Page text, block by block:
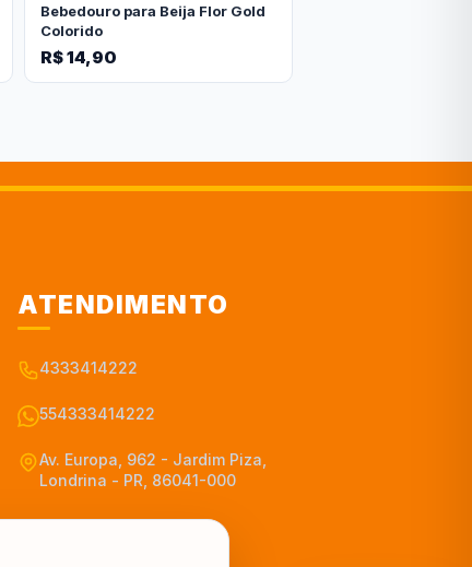
Bebedouro para Beija Flor Gold
Colorido
R$ 14,90
ATENDIMENTO
4333414222
554333414222
Av. Europa, 962 - Jardim Piza,
Londrina - PR, 86041-000